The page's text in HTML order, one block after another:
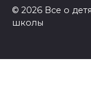
© 2026 Все о
школы